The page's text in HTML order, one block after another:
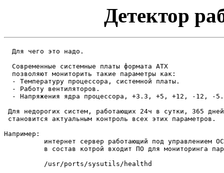
Детектор
  Для чего это надо.
  Современные системные платы формата АТХ
  позволяют мониторить такие параметры как:
  - Температуру процессора, системной платы.
  - Работу вентиляторов.
  - Напряжения ядра процессора, +3.3, +5, +12, -12, -5.
Для недорогих систем, работающих 24ч в сутки, 365
становится актуальным контроль всех этих параметров.
Например:
интернет сервер работающий под управлением
в состав котрой входит ПО для мониторинга
          /usr/ports/sysutils/healthd